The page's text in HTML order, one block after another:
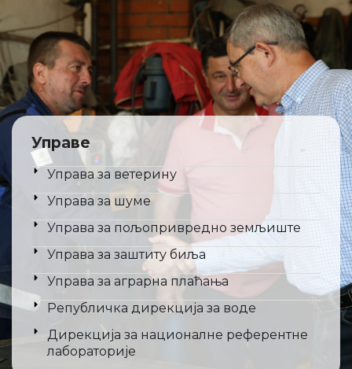
Управе
Управа за ветерину
Управа за шуме
Управа за пољопривредно земљиште
Управа за заштиту биља
Управа за аграрна плаћања
Републичка дирекција за воде
Дирекција за националне референтне
лабораторије